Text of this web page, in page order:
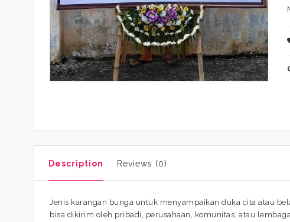
Description Reviews (0)
Jenis karangan bunga untuk menyampaikan duka cita atau
bisa dikirim oleh pribadi, perusahaan, komunitas, atau